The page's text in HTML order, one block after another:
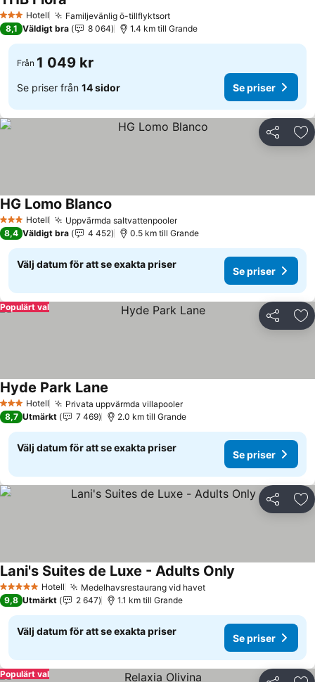
3 StjärnorHotell Familjevänlig ö-tillflyktsort
8,1 Väldigt bra 8 064 1.4 km till Grande
Från 1 049 kr
Se priser från 14 sidor Se priser
Dela
3 StjärnorHotell Uppvärmda saltvattenpooler
HG Lomo Blanco
8,4 Väldigt bra 4 452 0.5 km till Grande
Välj datum för att se exakta priser
Se priser
Dela
Populärt val
3 StjärnorHotell Privata uppvärmda villapooler
Hyde Park Lane
8,7 Utmärkt 7 469 2.0 km till Grande
Välj datum för att se exakta priser
Se priser
Dela
5 Stjärnor Hotell Medelhavsrestaurang vid havet
Lani's Suites de Luxe - Adults Only
9,8 Utmärkt 2 647 1.1 km till Grande
Välj datum för att se exakta priser
Se priser
Populärt val